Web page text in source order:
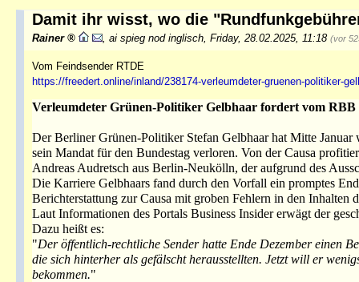
Damit ihr wisst, wo die
Rainer ai spieg nod inglisch Friday, 28.02.2025, 11:18 (vor
Vom Feindsender RTDE
https://freedert.online/inland/238174-verleumdeter-gruenen-politiker-
Verleumdeter Grünen-Politiker Gelbhaar fordert vom RBB
Der Berliner Grünen-Politiker Stefan Gelbhaar hat Mitte
sein Mandat für den Bundestag verloren. Von der Causa
Andreas Audretsch aus Berlin-Neukölln, der aufgrund des
Die Karriere Gelbhaars fand durch den Vorfall ein promptes
Berichterstattung zur Causa mit groben Fehlern in den Inhalten
Laut Informationen des Portals Business Insider erwägt der
Dazu heißt es:
"Der öffentlich-rechtliche Sender hatte Ende Dezember einen
die sich hinterher als gefälscht herausstellten. Jetzt will er
bekommen."